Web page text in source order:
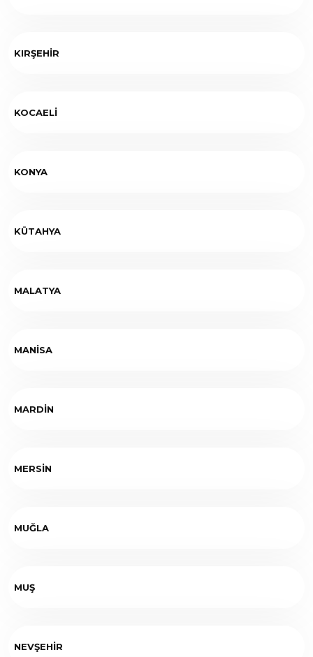
KIRŞEHİR
KOCAELİ
KONYA
KÜTAHYA
MALATYA
MANİSA
MARDİN
MERSİN
MUĞLA
MUŞ
NEVŞEHİR